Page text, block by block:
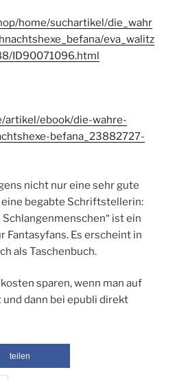
home/suchartikel/die_wahr
eva_walitz
ID90071096.html
artikel/ebook/die-wahre-
befana_23882727-
nicht nur eine sehr gute
begabte Schriftstellerin:
Schlangenmenschen“ ist ein
Fantasyfans. Es erscheint in
als Taschenbuch.
sparen, wenn man auf
dann bei epubli direkt
teilen